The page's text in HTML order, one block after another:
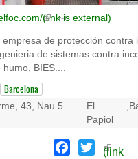
(link is external)
de protección contra
de sistemas contra
BIES....
Barcelona
43, Nau 5
El
Papiol
Facebook
Twitter
(link